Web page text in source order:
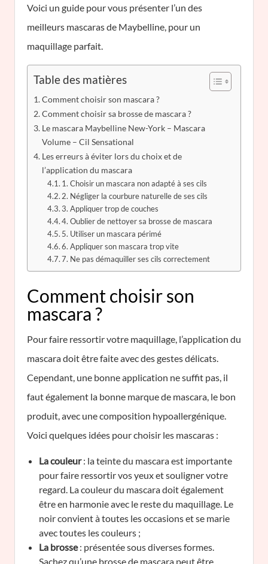
Voici un guide pour vous présenter l’un des
meilleurs mascaras de Maybelline, pour un
maquillage parfait.
Table des matières
Comment choisir son mascara ?
Comment choisir sa brosse de mascara ?
Le mascara Maybelline New-York – Mascara
Volume – Cil Sensational
Les erreurs à éviter lors du choix et de
l’application du mascara
1. Choisir un mascara non adapté à ses cils
2. Négliger la courbure naturelle de ses cils
3. Appliquer trop de couches
4. Oublier de nettoyer sa brosse de mascara
5. Utiliser un mascara périmé
6. Appliquer son mascara trop vite
7. Ne pas démaquiller ses cils correctement
Comment choisir son
mascara ?
Pour faire ressortir votre maquillage, l’application du
mascara doit être faite avec des gestes délicats.
Cependant, une bonne application ne suffit pas, il
faut également la bonne marque de mascara, le bon
produit, avec une composition hypoallergénique.
Voici quelques idées pour choisir les mascaras :
La couleur: la teinte du mascara est importante
pour faire ressortir vos yeux et souligner votre
regard. La couleur du mascara doit également
être en harmonie avec le reste du maquillage. Le
noir convient à toutes les occasions et se marie
avec toutes les couleurs ;
La brosse: présentée sous diverses formes.
Sachez qu’une brosse de mascara peut être